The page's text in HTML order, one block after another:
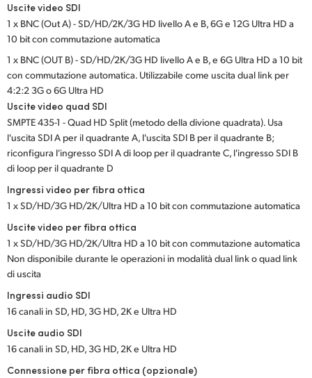
Sweden
Chinese Taipei
Turkey
UAE
Ukraine
United Kingdom
United States
Uscite video SDI
1 x BNC (Out A) - SD/HD/2K/3G HD livello A e B, 6G e 12G Ultra HD a
10 bit con commutazione automatica
1 x BNC (OUT B) - SD/HD/2K/3G HD livello A e B, e 6G Ultra HD a 10 bit
con commutazione automatica. Utilizzabile come uscita dual link per
4:2:2 3G o 6G Ultra HD
Uscite video quad SDI
SMPTE 435-1 - Quad HD Split (metodo della divione quadrata). Usa
l'uscita SDI A per il quadrante A, l'uscita SDI B per il quadrante B;
riconfigura l'ingresso SDI A di loop per il quadrante C, l'ingresso SDI B
di loop per il quadrante D
Ingressi video per fibra ottica
1 x SD/HD/3G HD/2K/Ultra HD a 10 bit con commutazione automatica
Uscite video per fibra ottica
1 x SD/HD/3G HD/2K/Ultra HD a 10 bit con commutazione automatica
Non disponibile durante le operazioni in modalità dual link o quad link
di uscita
Ingressi audio SDI
16 canali in SD, HD, 3G HD, 2K e Ultra HD
Uscite audio SDI
16 canali in SD, HD, 3G HD, 2K e Ultra HD
Connessione per fibra ottica (opzionale)